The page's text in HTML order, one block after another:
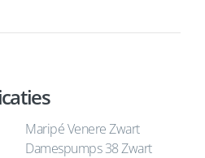
Maripé Venere Zwart
Damespumps 38 Zwart